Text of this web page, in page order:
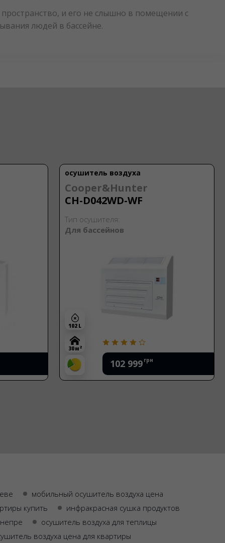
и его не слышно в помещении с
людей в бассейне.
осушитель воздуха
Cooper&Hunter
CH-D042WD-WF
Тип осушителя:
Для бассейнов
102 999 грн
102 L
30 м 2
мобильный осушитель воздуха цена
купить
инфракрасная сушка продуктов
осушитель воздуха для теплицы
воздуха цена для квартиры